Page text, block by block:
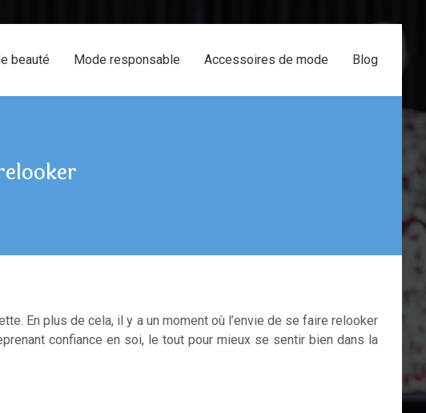
beauté Mode responsable Accessoires de mode Blog
En plus de cela, il y a un moment où l’envie de se faire relooker
confiance en soi, le tout pour mieux se sentir bien dans la